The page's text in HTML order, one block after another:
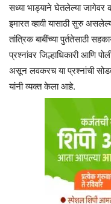
सध्या भाड्याने घेतलेल्या जागेवर
इमारत व्हावी यासाठी सुरु
तांत्रिक बाबींच्या पुर्ततेसाठी
प्रश्नांवर जिल्हाधिकारी आणि
असून लवकरच या प्रश्नांची
यांनी व्यक्त केला आहे.